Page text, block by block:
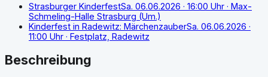
Strasburger KinderfestSa. 06.06.2026 · 16:00 Uhr · Max-
Schmeling-Halle Strasburg (Um.)
Kinderfest in Radewitz: MärchenzauberSa. 06.06.2026 ·
11:00 Uhr · Festplatz, Radewitz
Beschreibung